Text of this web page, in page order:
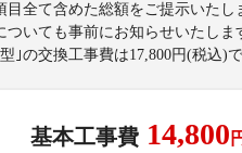
グリーンゲートシティ
クリオ東松戸
コープ野村松戸
目全て含めた総額をご提示いたし
いても事前にお知らせいたしま
｣の交換工事費は17,800円(税込)で
基本工事費 14,800